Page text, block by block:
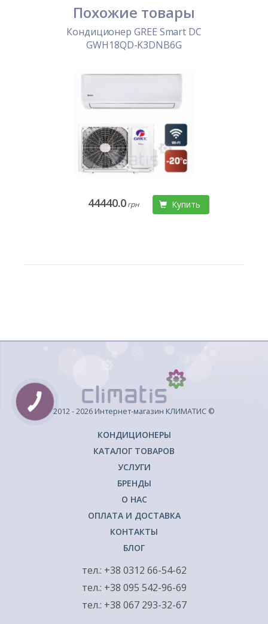
Похожие товары
Кондиционер GREE Smart DC
GWH18QD-K3DNB6G
44440.0грн Купить
2012 - 2026 Интернет-магазин КЛИМАТИС ©
КОНДИЦИОНЕРЫ
КАТАЛОГ ТОВАРОВ
УСЛУГИ
БРЕНДЫ
О НАС
ОПЛАТА И ДОСТАВКА
КОНТАКТЫ
БЛОГ
тел.: +38 0312 66-54-62
тел.: +38 095 542-96-69
тел.: +38 067 293-32-67